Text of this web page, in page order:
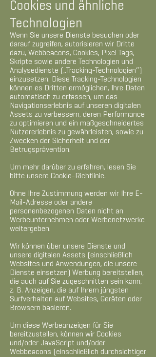
Cookies und ähnliche
Technologien
Wenn Sie unsere Dienste besuchen oder
darauf zugreifen, autorisieren wir Dritte
dazu, Webbeacons, Cookies, Pixel Tags,
Skripte sowie andere Technologien und
Analysedienste („Tracking-Technologien“)
einzusetzen. Diese Tracking-Technologien
können es Dritten ermöglichen, Ihre Daten
automatisch zu erfassen, um das
Navigationserlebnis auf unseren digitalen
Assets zu verbessern, deren Performance
zu optimieren und ein maßgeschneidertes
Nutzererlebnis zu gewährleisten, sowie zu
Zwecken der Sicherheit und der
Betrugsprävention.
Um mehr darüber zu erfahren, lesen Sie
bitte unsere Cookie-Richtlinie.
Ohne Ihre Zustimmung werden wir Ihre E-
Mail-Adresse oder andere
personenbezogenen Daten nicht an
Werbeunternehmen oder Werbenetzwerke
weitergeben.
Wir können über unsere Dienste und
unsere digitalen Assets (einschließlich
Websites und Anwendungen, die unsere
Dienste einsetzen) Werbung bereitstellen,
die auch auf Sie zugeschnitten sein kann,
z. B. Anzeigen, die auf Ihrem jüngsten
Surfverhalten auf Websites, Geräten oder
Browsern basieren.
Um diese Werbeanzeigen für Sie
bereitzustellen, können wir Cookies
und/oder JavaScript und/oder
Webbeacons (einschließlich durchsichtiger